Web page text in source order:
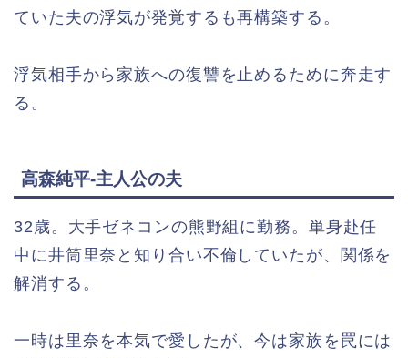
ていた夫の浮気が発覚するも再構築する。
浮気相手から家族への復讐を止めるために奔走す
る。
高森純平-主人公の夫
32歳。大手ゼネコンの熊野組に勤務。単身赴任
中に井筒里奈と知り合い不倫していたが、関係を
解消する。
一時は里奈を本気で愛したが、今は家族を罠には